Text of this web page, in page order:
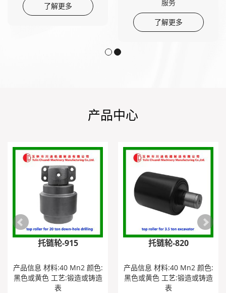
了解更多
了解更多
产品中心
托链轮-915
产品信息 材料:40 Mn2 颜色:
黑色或黄色 工艺:锻造或铸造
表
托链轮-820
产品信息 材料:40 Mn2 颜色:
黑色或黄色 工艺:锻造或铸造
表